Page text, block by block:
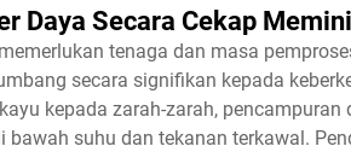
Daya Secara Cekap
tenaga dan masa
secara signifikan kepada
kepada zarah-zarah, pencampuran
bawah suhu dan tekanan terkawal.